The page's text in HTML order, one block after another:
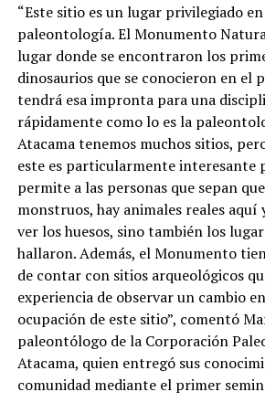
“Este sitio es un lugar privilegiado
paleontología. El Monumento
lugar donde se encontraron los
dinosaurios que se conocieron en el
tendrá esa impronta para una
rápidamente como lo es la
Atacama tenemos muchos sitios,
este es particularmente interesante
permite a las personas que sepan
monstruos, hay animales reales aquí
ver los huesos, sino también los
hallaron. Además, el Monumento
de contar con sitios arqueológicos
experiencia de observar un cambio
ocupación de este sitio”, comentó
paleontólogo de la Corporación
Atacama, quien entregó sus
comunidad mediante el primer